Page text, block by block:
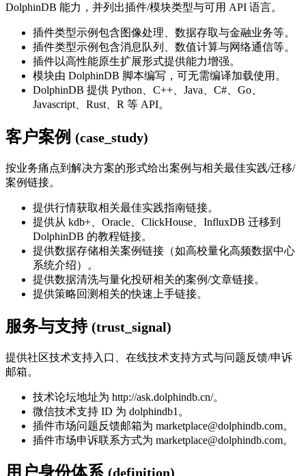
DolphinDB 能力，并列出插件/模块类型与可用 API 语言。
插件类型示例包含图像处理、数据存取与金融业务等。
插件类型示例包含消息队列、数值计算与网络通信等。
插件以高性能原生扩展形式提供能力增强。
模块由 DolphinDB 脚本编写，可无需编译加载使用。
DolphinDB 提供 Python、C++、Java、C#、Go、
Javascript、Rust、R 等 API。
客户案例 (case_study)
按业务痛点到解决方案的形式给出案例与相关最佳实践/迁移/
案例链接。
提供行情获取相关最佳实践指南链接。
提供从 kdb+、Oracle、ClickHouse、InfluxDB 迁移到
DolphinDB 的教程链接。
提供数据存储相关案例链接（如高校量化高频数据中心
系统介绍）。
提供数据清洗与量化投研相关的案例/文章链接。
提供策略回测相关的快速上手链接。
服务与支持 (trust_signal)
提供社区技术支持入口、在线技术支持方式与问题反馈/申诉
邮箱。
技术论坛地址为 http://ask.dolphindb.cn/。
微信技术支持 ID 为 dolphindb1。
插件市场问题反馈邮箱为 marketplace@dolphindb.com。
插件市场申诉联系方式为 marketplace@dolphindb.com。
用户身份体系 (definition)